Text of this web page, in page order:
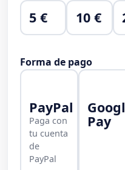
5 € 10 €
Forma de pago
PayPal
Paga con
tu cuenta
de
PayPal
Pay